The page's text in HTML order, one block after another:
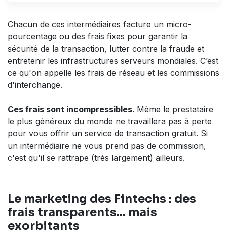
Chacun de ces intermédiaires facture un micro-
pourcentage ou des frais fixes pour garantir la
sécurité de la transaction, lutter contre la fraude et
entretenir les infrastructures serveurs mondiales. C’est
ce qu'on appelle les frais de réseau et les commissions
d'interchange.
Ces frais sont incompressibles. Même le prestataire
le plus généreux du monde ne travaillera pas à perte
pour vous offrir un service de transaction gratuit. Si
un intermédiaire ne vous prend pas de commission,
c'est qu'il se rattrape (très largement) ailleurs.
Le marketing des Fintechs : des
frais transparents... mais
exorbitants